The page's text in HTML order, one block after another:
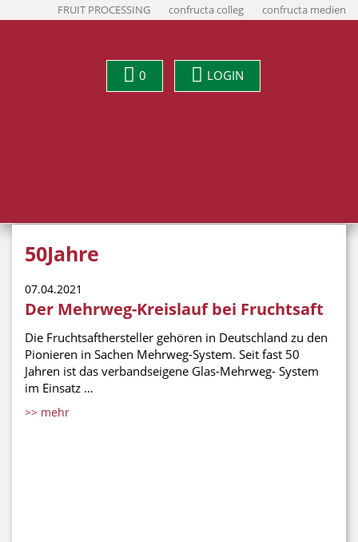
FRUIT PROCESSING confructa colleg confructa medien
0 LOGIN
50Jahre
07.04.2021
Der Mehrweg-Kreislauf bei Fruchtsaft
Die Fruchtsafthersteller gehören in Deutschland zu den
Pionieren in Sachen Mehrweg-System. Seit fast 50
Jahren ist das verbandseigene Glas-Mehrweg- System
im Einsatz …
>> mehr